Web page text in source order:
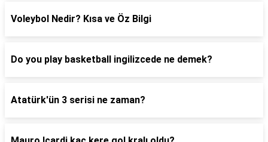
Voleybol Nedir? Kısa ve Öz Bilgi
Do you play basketball ingilizcede ne demek?
Atatürk'ün 3 serisi ne zaman?